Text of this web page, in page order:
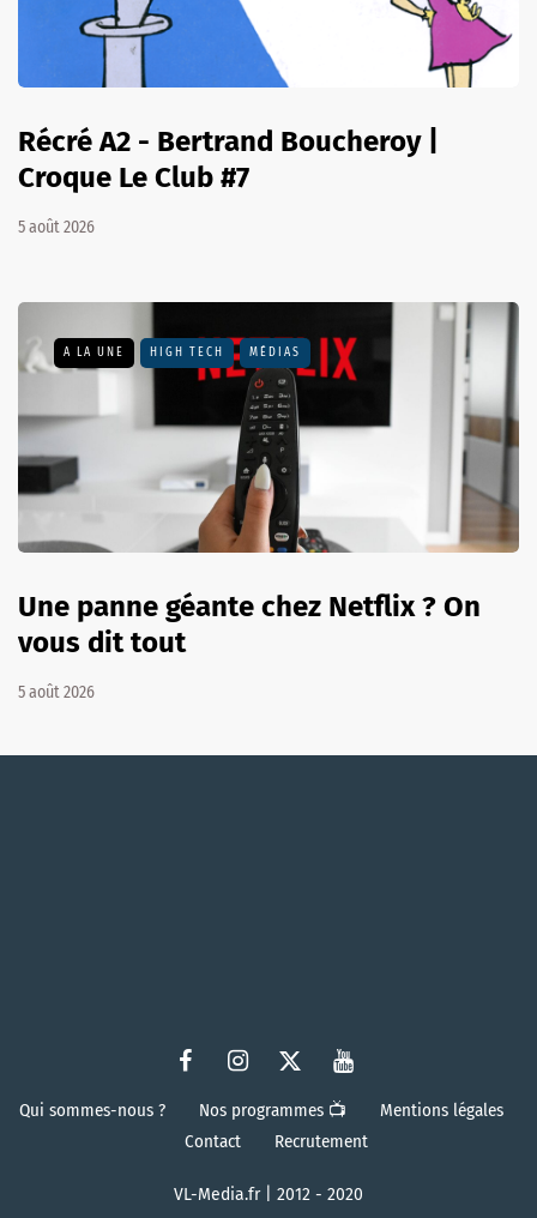
Récré A2 - Bertrand Boucheroy |
Croque Le Club #7
5 août 2026
A LA UNE HIGH TECH MÉDIAS
Une panne géante chez Netflix ? On
vous dit tout
5 août 2026
Qui sommes-nous ? Nos programmes 📺
Mentions légales
Contact
Recrutement
VL-Media.fr | 2012 - 2020